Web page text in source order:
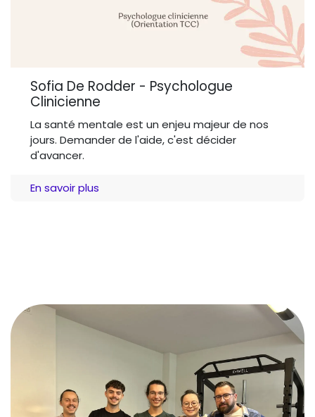
Sofia De Rodder - Psychologue
Clinicienne
La santé mentale est un enjeu majeur de nos
jours. Demander de l'aide, c'est décider
d'avancer.
En savoir plus